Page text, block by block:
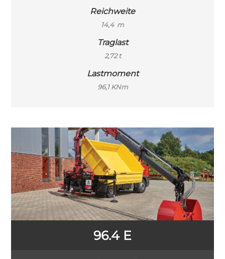
Reichweite
14,4 m
Traglast
2,72 t
Lastmoment
96,1 KNm
96.4 E